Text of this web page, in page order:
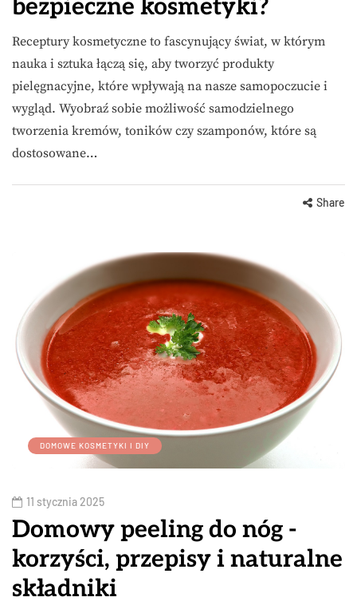
bezpieczne kosmetyki?
Receptury kosmetyczne to fascynujący świat, w którym
nauka i sztuka łączą się, aby tworzyć produkty
pielęgnacyjne, które wpływają na nasze samopoczucie i
wygląd. Wyobraź sobie możliwość samodzielnego
tworzenia kremów, toników czy szamponów, które są
dostosowane…
Share
DOMOWE KOSMETYKI I DIY
11 stycznia 2025
Domowy peeling do nóg -
korzyści, przepisy i naturalne
składniki